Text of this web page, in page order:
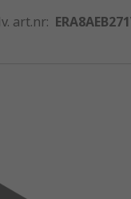
art.nr: